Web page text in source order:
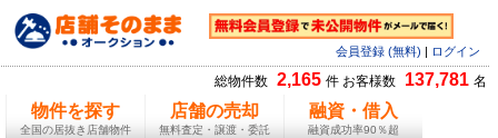
会員登録 (無料) ログイン
総物件数 2,165 件 お客様数 137,781 名
物件を探す
全国の居抜き店舗物件
店舗の売却
無料査定・譲渡・委託
融資・借入
融資成功率90％超